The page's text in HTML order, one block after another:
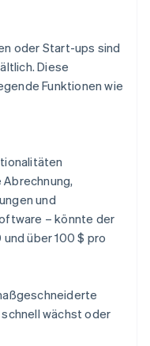
oder Start-ups sind
Diese
Funktionen wie
und
– könnte der
über 100 $ pro
wächst oder